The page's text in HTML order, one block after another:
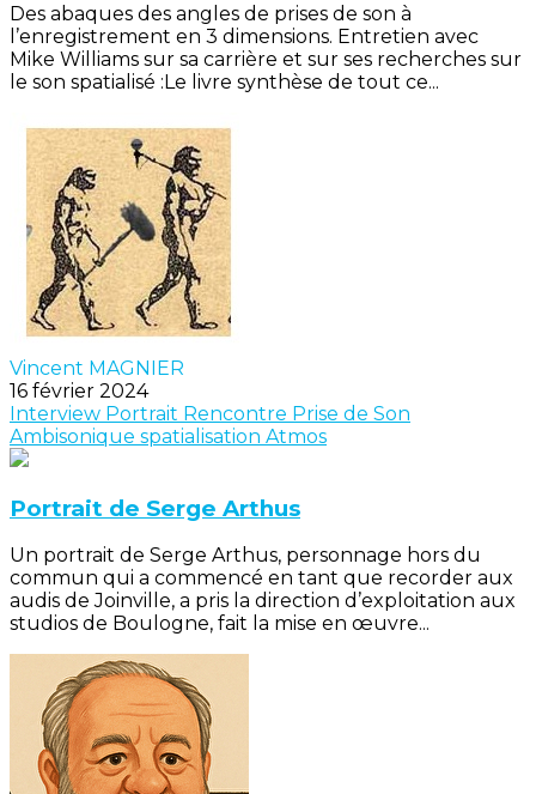
Des abaques des angles de prises de son à
l’enregistrement en 3 dimensions. Entretien avec
Mike Williams sur sa carrière et sur ses recherches sur
le son spatialisé :Le livre synthèse de tout ce...
Vincent MAGNIER
16 février 2024
Interview Portrait Rencontre Prise de Son
Ambisonique spatialisation Atmos
Portrait de Serge Arthus
Un portrait de Serge Arthus, personnage hors du
commun qui a commencé en tant que recorder aux
audis de Joinville, a pris la direction d’exploitation aux
studios de Boulogne, fait la mise en œuvre...